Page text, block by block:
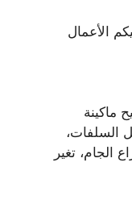
الأعمال
ماكينة
السلفات،
الجام، تغير